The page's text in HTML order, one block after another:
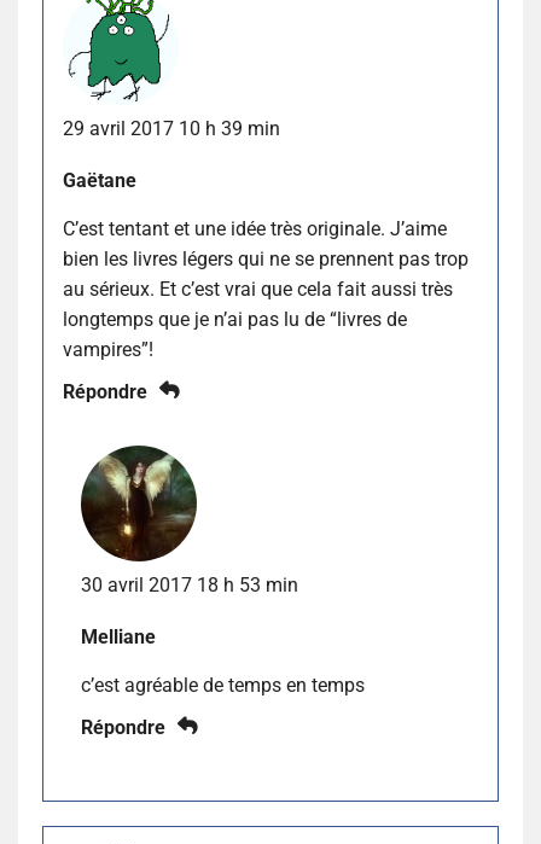
29 avril 2017 10 h 39 min
Gaëtane
C’est tentant et une idée très originale. J’aime
bien les livres légers qui ne se prennent pas trop
au sérieux. Et c’est vrai que cela fait aussi très
longtemps que je n’ai pas lu de “livres de
vampires”!
Répondre
30 avril 2017 18 h 53 min
Melliane
c’est agréable de temps en temps
Répondre